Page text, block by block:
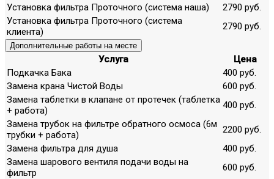
Установка фильтра Проточного (система наша)
2790 руб.
Установка фильтра Проточного (система
клиента)
2790 руб.
Дополнительные работы на месте
Услуга
Цена
Подкачка Бака
400 руб.
Замена крана Чистой Воды
600 руб.
Замена таблетки в клапане от протечек (таблетка
+ работа)
400 руб.
Замена трубок на фильтре обратного осмоса (6м
трубки + работа)
2200 руб.
Замена фильтра для душа
400 руб.
Замена шарового вентиля подачи воды на
фильтр
600 руб.